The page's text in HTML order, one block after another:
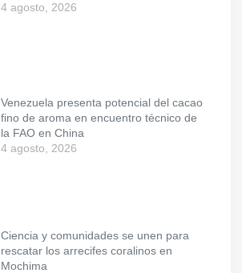
4 agosto, 2026
Venezuela presenta potencial del cacao
fino de aroma en encuentro técnico de
la FAO en China
4 agosto, 2026
Ciencia y comunidades se unen para
rescatar los arrecifes coralinos en
Mochima